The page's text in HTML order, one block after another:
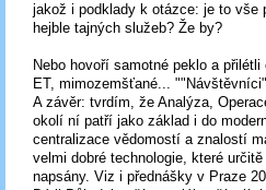
jakož i podklady k otázce: je to vše
hejble tajných služeb? Že by?
Nebo hovoří samotné peklo a
ET, mimozemšťané...
A závěr: tvrdím, že Analýza,
okolí ní patří jako základ i do
centralizace vědomostí a znalostí
velmi dobré technologie, které
napsány. Viz i přednášky v Praze